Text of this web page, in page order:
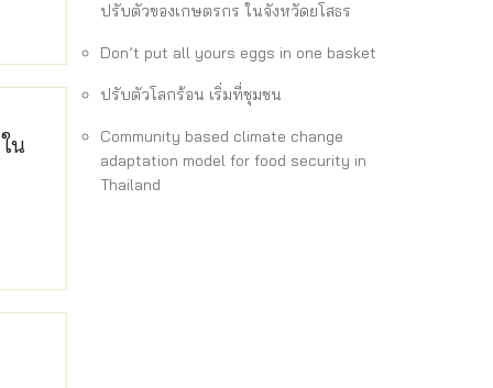
น
ปรับตัวของเกษตรกร ในจังหวัดยโสธร
Don’t put all yours eggs in one basket
ปรับตัวโลกร้อน เริ่มที่ชุมชน
Community based climate change
adaptation model for food security in
Thailand